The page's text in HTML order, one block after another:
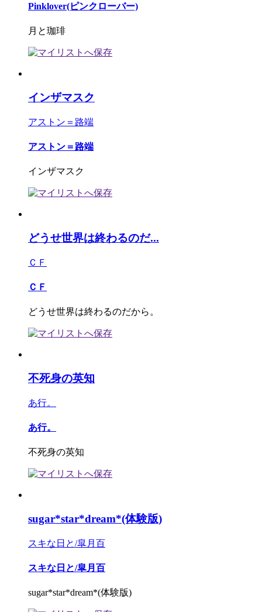
Pinklover(ピンクローバー)
月と珈琲
インザマスク
アストン＝路端
アストン＝路端
インザマスク
どうせ世界は終わるのだ...
ＣＦ
ＣＦ
どうせ世界は終わるのだから。
不死身の英知
あ行。
あ行。
不死身の英知
sugar*star*dream*(体験版)
スキな日と/皐月百
スキな日と/皐月百
sugar*star*dream*(体験版)